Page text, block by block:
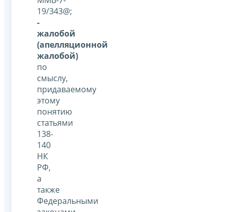
19/343@;
-
жалобой
(апелляционной
жалобой)
по
смыслу,
придаваемому
этому
понятию
статьями
138-
140
НК
РФ,
а
также
Федеральными